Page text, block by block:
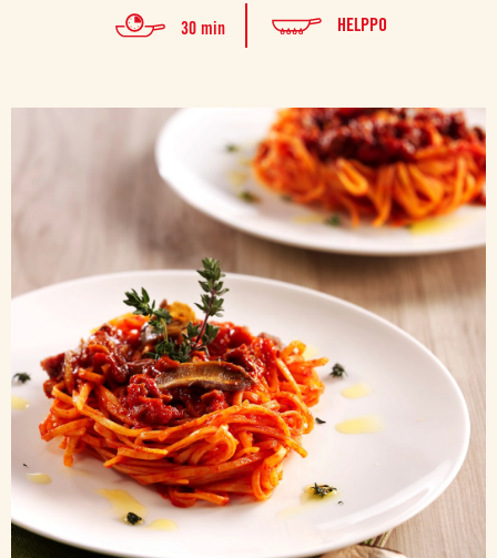
30 min HELPPO